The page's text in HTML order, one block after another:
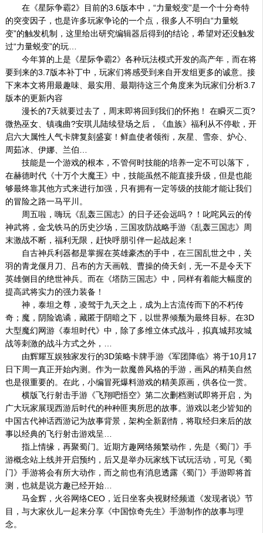
在《星际争霸2》目前的3.6版本中，“力量蜕变”是一个十分奇特
的突变因子，也是许多玩家争论的一个点，很多人不明白“力量蜕
变”的触发机制，这里给出研究编辑器后得到的结论，希望对还没触发
过“力量蜕变”的玩…
今年算的上是《星际争霸2》各种玩法模式开发的高产年，而在将
要到来的3.7版本补丁中，玩家们将感受到来自开发组更多的诚意。接
下来本文将用最趣味、最实用、最期待这三个角度来为玩家们分析3.7
版本的更新内容
漫长的7天就要过去了，周末即将回到我们的怀抱！ 在瞬灭二页?
微热巫女、镇魂曲?安琪儿陆续登场之后，《血族》福利从不停歇，开
启六大属性人气卡牌复刻盛宴！鲜血使者领衔，灰星、雪奈、炉心、
周茹冰、伊娜、兰伯…
技能是一个游戏的根本，不管何时技能的培养一定不可以落下，
在赫德时代《十万个大魔王》中，技能虽然不能直接升级，但是也能
够最终靠其他方式来进行加强，只有拥有一定等级的技能才能让我们
的冒险之路一马平川。
周五啦，嗨玩《乱轰三国志》的日子还会远吗？！叱咤风云的传
神武将，金戈铁马的历史沙场，三国攻防战略手游《乱轰三国志》周
末激战不断，福利无限，赶快呼朋引伴一起战起来！
自古神兵利器都是掌握在英雄豪杰的手中，在三国乱世之中，关
羽的青龙偃月刀、吕布的方天画戟、曹操的倚天剑，无一不是令天下
英雄侧目的绝世神兵。而在《塔防三国志》中，同样有着能大幅度的
提高武将实力的强力装备！
神，泰坦之尊，凌驾于九天之上，成为上古流传而下的不朽传
奇；魔，阴险诡谲，藏匿于阴暗之下，以世界倾颓为最终目标。在3D
大型魔幻网游《泰坦时代》中，除了多维立体式战斗，拟真城邦攻城
战等刺激的战斗方式之外，…
由辉耀互娱独家发行的3D策略卡牌手游《军团降临》将于10月17
日下周一真正开始内测。作为一款魔兽风格的手游，画风的精美自然
也是很重要的。在此，小编冒死爆料游戏的精美原画，供各位一赏。
横版飞行射击手游《飞翔吧悟空》第二次删档测试即将开启，为
广大玩家展现西游后时代的种种匪夷所思的故事。游戏以老少皆知的
中国古代神话西游记为故事背景，架构全新剧情，将取经归来后的故
事以经典的飞行射击游戏呈…
指上情缘，再聚蜀门。近期方趣网络频繁动作，先是《蜀门》手
游概念站上线并开启预约，后又是举办玩家线下试玩活动，可见《蜀
门》手游将会有所大动作，而之前也有消息透露《蜀门》手游即将首
测，也就是说方趣已经开始…
马金辉，火谷网络CEO，近日坐客央视财经频道《发现者说》节
目，与大家伙儿一起来分享《中国惊奇先生》手游制作的故事与理
念。